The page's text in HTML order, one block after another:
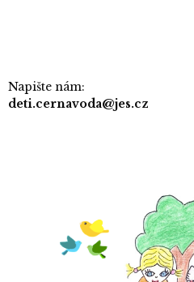
Napište nám:
deti.cernavoda@jes.cz